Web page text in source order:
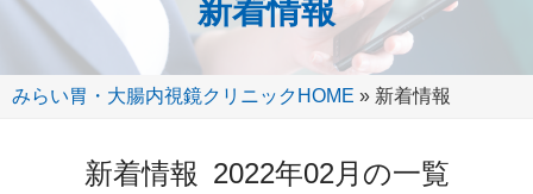
新着情報
みらい胃・大腸内視鏡クリニックHOME » 新着情報
新着情報 2022年02月の一覧